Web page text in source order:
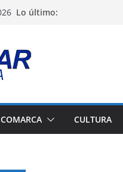
Lo último:
COMARCA CULTURA